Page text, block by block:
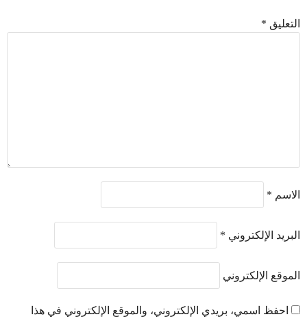
التعليق *
الاسم *
البريد الإلكتروني *
الموقع الإلكتروني
احفظ اسمي، بريدي الإلكتروني، والموقع الإلكتروني في هذا